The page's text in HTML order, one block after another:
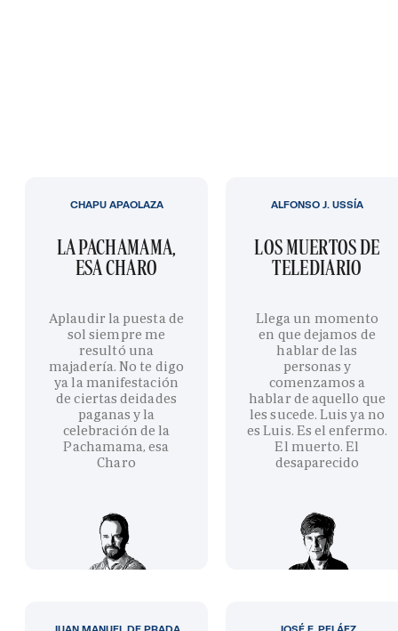
LA PACHAMAMA,
ESA CHARO
Aplaudir la puesta de
sol siempre me
resultó una
majadería. No te digo
ya la manifestación
de ciertas deidades
paganas y la
celebración de la
Pachamama, esa
Charo
CHAPU APAOLAZA
LOS MUERTOS DE
TELEDIARIO
Llega un momento
en que dejamos de
hablar de las
personas y
comenzamos a
hablar de aquello que
les sucede. Luis ya no
es Luis. Es el enfermo.
El muerto. El
desaparecido
ALFONSO J. USSÍA